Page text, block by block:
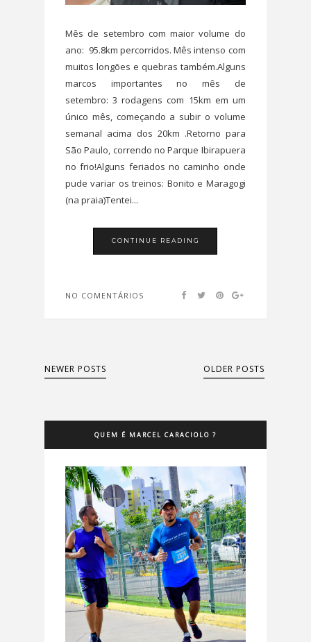
Mês de setembro com maior volume do
ano: 95.8km percorridos. Mês intenso com
muitos longões e quebras também.Alguns
marcos importantes no mês de
setembro: 3 rodagens com 15km em um
único mês, começando a subir o volume
semanal acima dos 20km .Retorno para
São Paulo, correndo no Parque Ibirapuera
no frio!Alguns feriados no caminho onde
pude variar os treinos: Bonito e Maragogi
(na praia)Tentei...
CONTINUE READING
NO COMENTÁRIOS
NEWER POSTS OLDER POSTS
QUEM É MARCEL CARACIOLO ?